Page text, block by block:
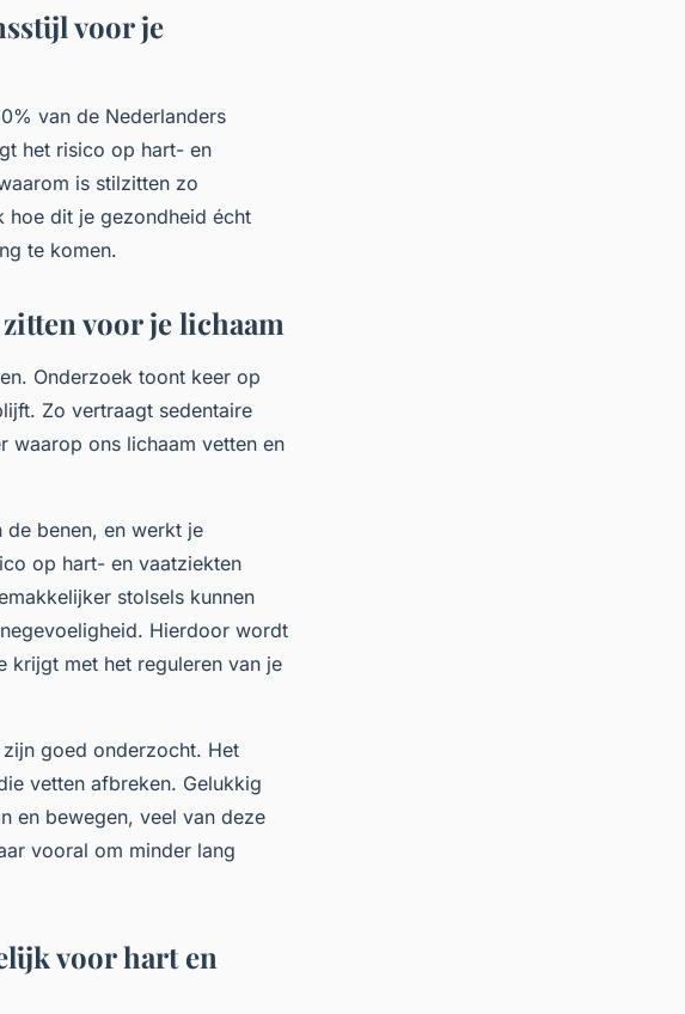
voor je
van de Nederlanders
het risico op hart- en
is stilzitten zo
hoe dit je gezondheid écht
te komen.
voor je lichaam
Onderzoek toont keer op
Zo vertraagt sedentaire
waarop ons lichaam vetten en
de benen, en werkt je
op hart- en vaatziekten
stolsels kunnen
Hierdoor wordt
krijgt met het reguleren van je
goed onderzocht. Het
vetten afbreken. Gelukkig
en bewegen, veel van deze
vooral om minder lang
voor hart en